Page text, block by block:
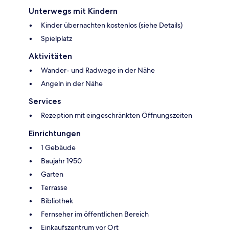
Unterwegs mit Kindern
Kinder übernachten kostenlos (siehe Details)
Spielplatz
Aktivitäten
Wander- und Radwege in der Nähe
Angeln in der Nähe
Services
Rezeption mit eingeschränkten Öffnungszeiten
Einrichtungen
1 Gebäude
Baujahr 1950
Garten
Terrasse
Bibliothek
Fernseher im öffentlichen Bereich
Einkaufszentrum vor Ort